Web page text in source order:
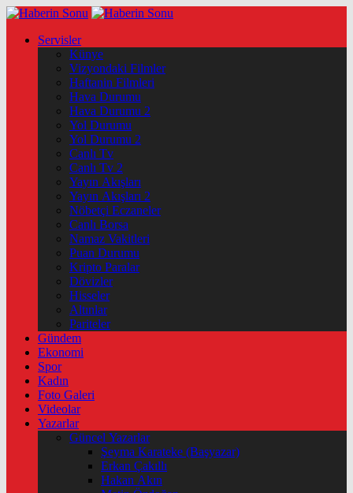
Servisler
Künye
Vizyondaki Filmler
Haftanin Filmleri
Hava Durumu
Hava Durumu 2
Yol Durumu
Yol Durumu 2
Canlı Tv
Canlı Tv 2
Yayın Akışları
Yayın Akışları 2
Nöbetçi Eczaneler
Canlı Borsa
Namaz Vakitleri
Puan Durumu
Kripto Paralar
Dövizler
Hisseler
Altınlar
Pariteler
Gündem
Ekonomi
Spor
Kadın
Foto Galeri
Videolar
Yazarlar
Güncel Yazarlar
Şeyma Karateke (Başyazar)
Erkan Çakıllı
Hakan Akın